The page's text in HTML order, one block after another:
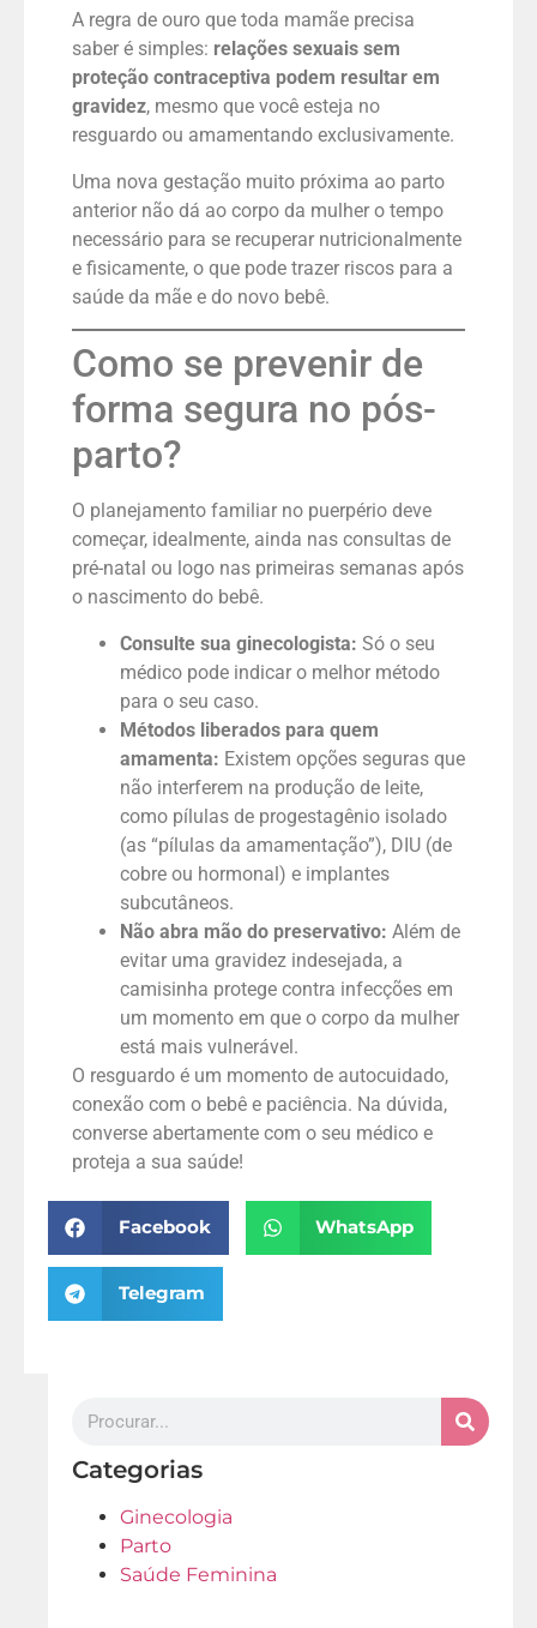
A regra de ouro que toda mamãe precisa
saber é simples: relações sexuais sem
proteção contraceptiva podem resultar em
gravidez, mesmo que você esteja no
resguardo ou amamentando exclusivamente.
Uma nova gestação muito próxima ao parto
anterior não dá ao corpo da mulher o tempo
necessário para se recuperar nutricionalmente
e fisicamente, o que pode trazer riscos para a
saúde da mãe e do novo bebê.
Como se prevenir de
forma segura no pós-
parto?
O planejamento familiar no puerpério deve
começar, idealmente, ainda nas consultas de
pré-natal ou logo nas primeiras semanas após
o nascimento do bebê.
Consulte sua ginecologista: Só o seu
médico pode indicar o melhor método
para o seu caso.
Métodos liberados para quem
amamenta: Existem opções seguras que
não interferem na produção de leite,
como pílulas de progestagênio isolado
(as “pílulas da amamentação”), DIU (de
cobre ou hormonal) e implantes
subcutâneos.
Não abra mão do preservativo: Além de
evitar uma gravidez indesejada, a
camisinha protege contra infecções em
um momento em que o corpo da mulher
está mais vulnerável.
O resguardo é um momento de autocuidado,
conexão com o bebê e paciência. Na dúvida,
converse abertamente com o seu médico e
proteja a sua saúde!
Facebook WhatsApp
Telegram
Categorias
Ginecologia
Parto
Saúde Feminina